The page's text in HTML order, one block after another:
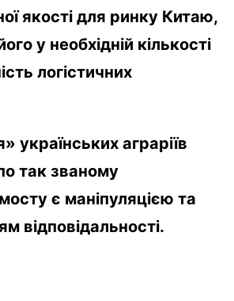
якості для ринку Китаю,
у необхідній кількості
логістичних
українських аграріїв
так званому
є маніпуляцією та
відповідальності.